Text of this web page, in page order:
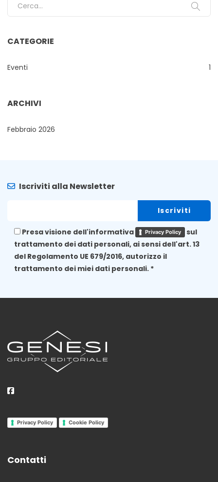
CATEGORIE
Eventi 1
ARCHIVI
Febbraio 2026
Iscriviti alla Newsletter
Presa visione dell'informativa Privacy Policy
sul
trattamento dei dati personali, ai sensi dell'art. 13
del Regolamento UE 679/2016, autorizzo il
trattamento dei miei dati personali. *
Privacy Policy Cookie Policy
Contatti